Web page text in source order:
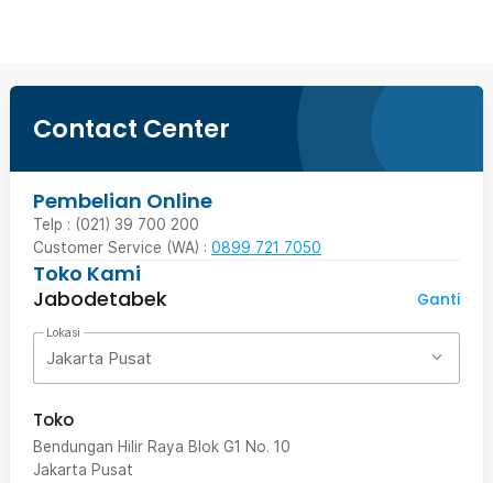
Contact Center
Pembelian Online
Telp : (021) 39 700 200
Customer Service (WA) : 0899 721 7050
Toko Kami
Jabodetabek
Ganti
Lokasi
Jakarta Pusat
Toko
Bendungan Hilir Raya Blok G1 No. 10
Jakarta Pusat